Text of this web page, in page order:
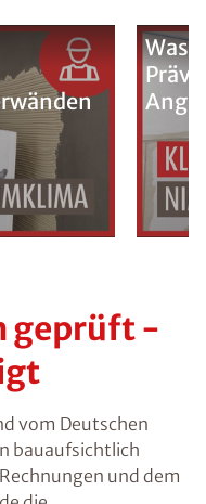
Was
geprüft -
vom Deutschen
bauaufsichtlich
und dem